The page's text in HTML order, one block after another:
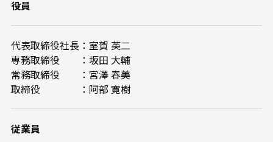
役員
代表取締役社長：室賀 英二
専務取締役 ：坂田 大輔
常務取締役 ：宮澤 春美
取締役 ：阿部 寛樹
従業員